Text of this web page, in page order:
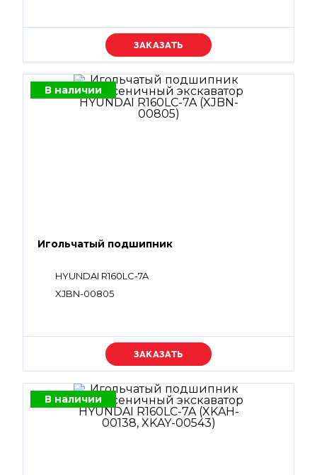
Уточняйте цену
В наличии
Игольчатый подшипник
HYUNDAI R160LC-7A
XJBN-00805
Уточняйте цену
В наличии